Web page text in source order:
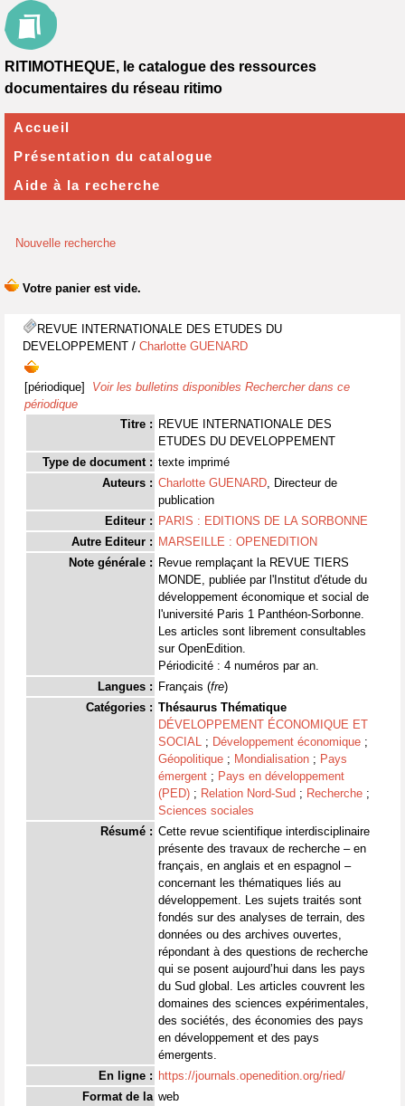
Nouvelle recherche
REVUE INTERNATIONALE DES ETUDES DU
DEVELOPPEMENT / Charlotte GUENARD
[périodique] Voir les bulletins disponibles Rechercher dans ce
périodique
Titre : REVUE INTERNATIONALE DES
ETUDES DU DEVELOPPEMENT
Type de document : texte imprimé
Auteurs : Charlotte GUENARD, Directeur de
publication
Editeur : PARIS : EDITIONS DE LA SORBONNE
Autre Editeur : MARSEILLE : OPENEDITION
Note générale : Revue remplaçant la REVUE TIERS
MONDE, publiée par l'Institut d'étude du
développement économique et social de
l'université Paris 1 Panthéon-Sorbonne.
Les articles sont librement consultables
sur OpenEdition.
Périodicité : 4 numéros par an.
Langues : Français (fre)
Catégories : Thésaurus Thématique
DÉVELOPPEMENT ÉCONOMIQUE ET
SOCIAL ; Développement économique ;
Géopolitique ; Mondialisation ; Pays
émergent ; Pays en développement
(PED) ; Relation Nord-Sud ; Recherche ;
Sciences sociales
Résumé : Cette revue scientifique interdisciplinaire
présente des travaux de recherche – en
français, en anglais et en espagnol –
concernant les thématiques liés au
développement. Les sujets traités sont
fondés sur des analyses de terrain, des
données ou des archives ouvertes,
répondant à des questions de recherche
qui se posent aujourd’hui dans les pays
du Sud global. Les articles couvrent les
domaines des sciences expérimentales,
des sociétés, des économies des pays
en développement et des pays
émergents.
En ligne : https://journals.openedition.org/ried/
Format de la web
RITIMOTHEQUE, le catalogue des ressources
documentaires du réseau ritimo
Accueil
Présentation du catalogue
Aide à la recherche